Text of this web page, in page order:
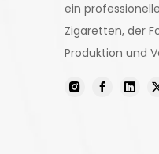
ein
Zigaretten, der
Produktion und